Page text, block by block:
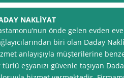
NAKLİYAT
önde gelen evden
biri olan Daday
anlayışıyla müşterilerine
eşyanızı güvenle taşıyan